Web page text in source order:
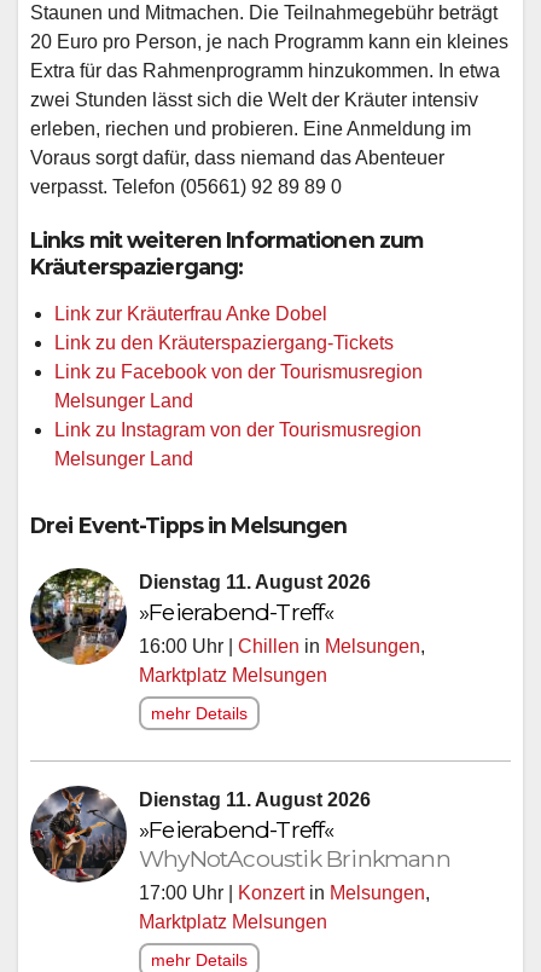
Staunen und Mitmachen. Die Teilnahmegebühr beträgt
20 Euro pro Person, je nach Programm kann ein kleines
Extra für das Rahmenprogramm hinzukommen. In etwa
zwei Stunden lässt sich die Welt der Kräuter intensiv
erleben, riechen und probieren. Eine Anmeldung im
Voraus sorgt dafür, dass niemand das Abenteuer
verpasst. Telefon (05661) 92 89 89 0
Links mit weiteren Informationen zum
Kräuterspaziergang:
Link zur Kräuterfrau Anke Dobel
Link zu den Kräuterspaziergang-Tickets
Link zu Facebook von der Tourismusregion
Melsunger Land
Link zu Instagram von der Tourismusregion
Melsunger Land
Drei Event-Tipps in Melsungen
Dienstag 11. August 2026
»Feierabend-Treff«
16:00 Uhr | Chillen in Melsungen,
Marktplatz Melsungen
mehr Details
Dienstag 11. August 2026
»Feierabend-Treff«
WhyNotAcoustik Brinkmann
17:00 Uhr | Konzertin Melsungen,
Marktplatz Melsungen
mehr Details